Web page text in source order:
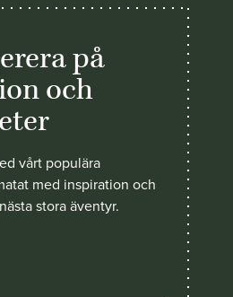
på
och
vårt populära
med inspiration och
stora äventyr.